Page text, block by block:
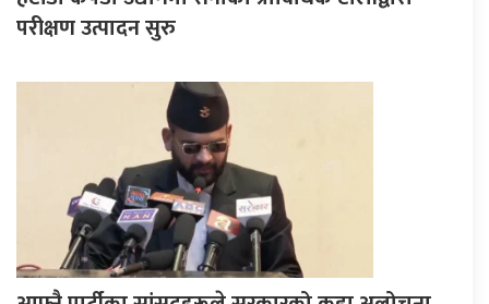
परीक्षण उत्पादन सुरु